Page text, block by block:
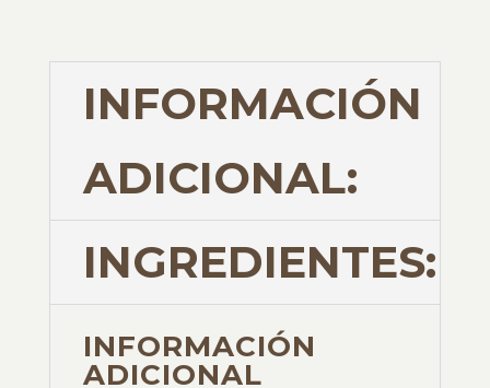
INFORMACIÓN
ADICIONAL:
INGREDIENTES:
INFORMACIÓN
ADICIONAL